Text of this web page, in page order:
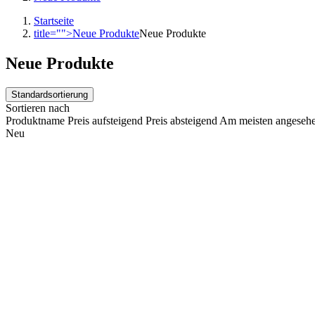
Startseite
title="">Neue ProdukteNeue Produkte
Neue Produkte
Standardsortierung
Sortieren nach
Produktname Preis aufsteigend Preis absteigend Am meisten
Neu